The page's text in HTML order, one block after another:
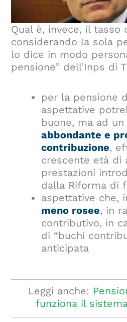
Qual è, invece, il tasso
considerando la sola
lo dice in modo
pensione” dell’Inps di
per la pensione
aspettative
buone, ma ad
abbondante e
contribuzione,
crescente età di
prestazioni
dalla Riforma di
aspettative che,
meno rosee, in
contributivo, in
di “buchi
anticipata
Leggi anche:
funziona il